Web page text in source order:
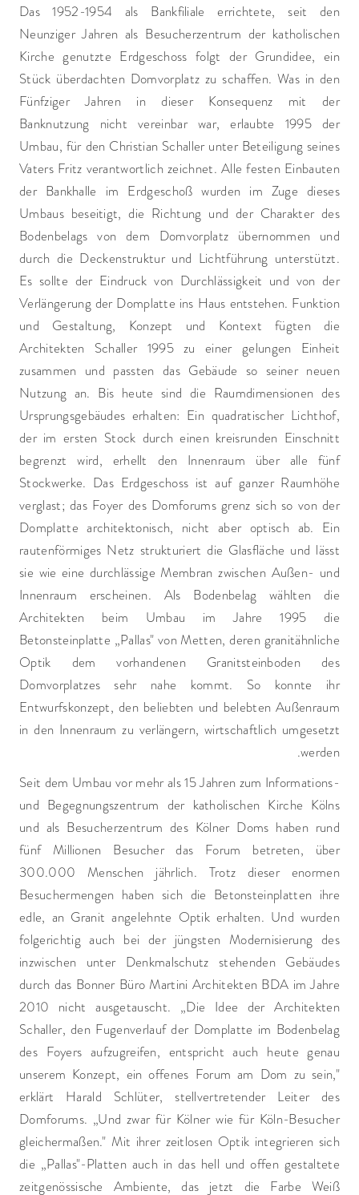
Das 1952-1954 als Bankfiliale errichtete, seit den
Neunziger Jahren als Besucherzentrum der katholischen
Kirche genutzte Erdgeschoss folgt der Grundidee, ein
Stück überdachten Domvorplatz zu schaffen. Was in den
Fünfziger Jahren in dieser Konsequenz mit der
Banknutzung nicht vereinbar war, erlaubte 1995 der
Umbau, für den Christian Schaller unter Beteiligung seines
Vaters Fritz verantwortlich zeichnet. Alle festen Einbauten
der Bankhalle im Erdgeschoß wurden im Zuge dieses
Umbaus beseitigt, die Richtung und der Charakter des
Bodenbelags von dem Domvorplatz übernommen und
durch die Deckenstruktur und Lichtführung unterstützt.
Es sollte der Eindruck von Durchlässigkeit und von der
Verlängerung der Domplatte ins Haus entstehen. Funktion
und Gestaltung, Konzept und Kontext fügten die
Architekten Schaller 1995 zu einer gelungen Einheit
zusammen und passten das Gebäude so seiner neuen
Nutzung an. Bis heute sind die Raumdimensionen des
Ursprungsgebäudes erhalten: Ein quadratischer Lichthof,
der im ersten Stock durch einen kreisrunden Einschnitt
begrenzt wird, erhellt den Innenraum über alle fünf
Stockwerke. Das Erdgeschoss ist auf ganzer Raumhöhe
verglast; das Foyer des Domforums grenz sich so von der
Domplatte architektonisch, nicht aber optisch ab. Ein
rautenförmiges Netz strukturiert die Glasfläche und lässt
sie wie eine durchlässige Membran zwischen Außen- und
Innenraum erscheinen. Als Bodenbelag wählten die
Architekten beim Umbau im Jahre 1995 die
Betonsteinplatte „Pallas" von Metten, deren granitähnliche
Optik dem vorhandenen Granitsteinboden des
Domvorplatzes sehr nahe kommt. So konnte ihr
Entwurfskonzept, den beliebten und belebten Außenraum
in den Innenraum zu verlängern, wirtschaftlich umgesetzt
werden.
Seit dem Umbau vor mehr als 15 Jahren zum Informations-
und Begegnungszentrum der katholischen Kirche Kölns
und als Besucherzentrum des Kölner Doms haben rund
fünf Millionen Besucher das Forum betreten, über
300.000 Menschen jährlich. Trotz dieser enormen
Besuchermengen haben sich die Betonsteinplatten ihre
edle, an Granit angelehnte Optik erhalten. Und wurden
folgerichtig auch bei der jüngsten Modernisierung des
inzwischen unter Denkmalschutz stehenden Gebäudes
durch das Bonner Büro Martini Architekten BDA im Jahre
2010 nicht ausgetauscht. „Die Idee der Architekten
Schaller, den Fugenverlauf der Domplatte im Bodenbelag
des Foyers aufzugreifen, entspricht auch heute genau
unserem Konzept, ein offenes Forum am Dom zu sein,"
erklärt Harald Schlüter, stellvertretender Leiter des
Domforums. „Und zwar für Kölner wie für Köln-Besucher
gleichermaßen." Mit ihrer zeitlosen Optik integrieren sich
die „Pallas"-Platten auch in das hell und offen gestaltete
zeitgenössische Ambiente, das jetzt die Farbe Weiß